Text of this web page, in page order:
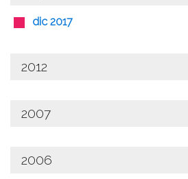
dic 2017
2012
2007
2006